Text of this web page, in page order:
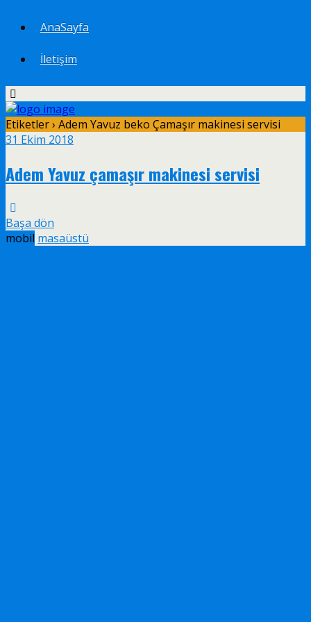
AnaSayfa
İletişim
Etiketler › Adem Yavuz beko Çamaşır makinesi servisi
31 Ekim 2018
Adem Yavuz çamaşır makinesi servisi
Başa dön
mobil masaüstü